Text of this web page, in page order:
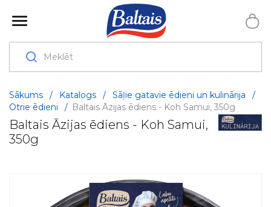
Sākums / Katalogs / Sāļie gatavie ēdieni un kulinārija
/
Otrie ēdieni
/ Baltais Āzijas ēdiens - Koh Samui, 350g
Baltais Āzijas ēdiens - Koh Samui,
350g